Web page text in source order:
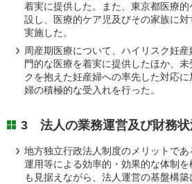
着実に提供した。また、東京都医療
設し、医療的ケア児及びその家族に
実施した。
周産期医療について、ハイリスク妊
門的な医療を着実に提供したほか、
クを抱えた妊産婦への率先した対応
婦の積極的な受入れを行った。
3 法人の業務運営及び財務状
地方独立行政法人制度のメリットで
運用等による効率的・効果的な体制
も見据えながら、法人運営の基盤構